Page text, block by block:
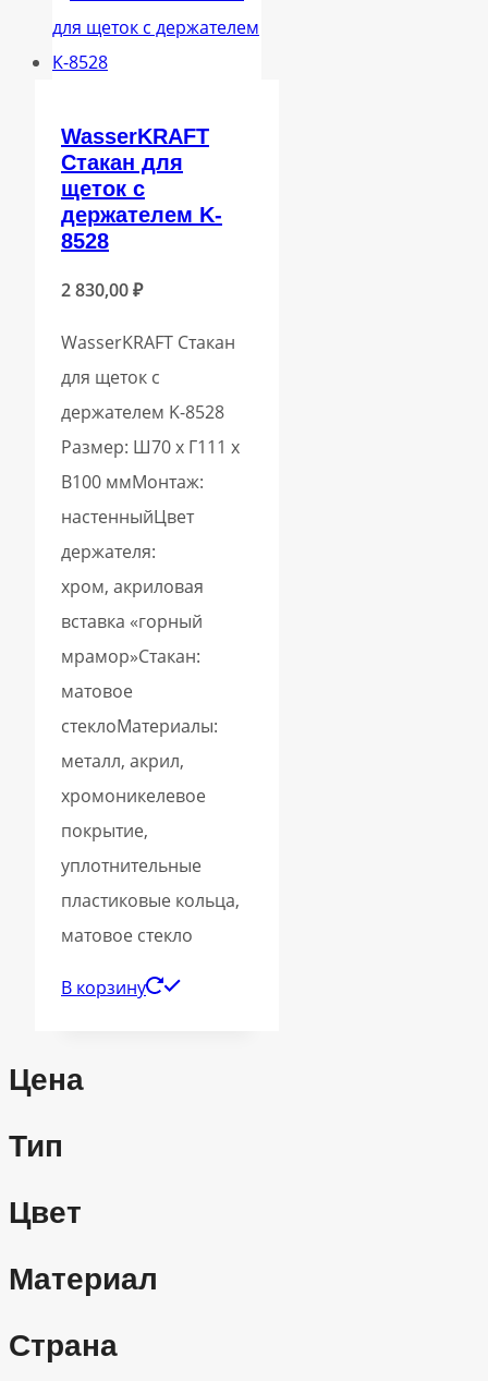
WasserKRAFT
Стакан для
щеток с
держателем K-
8528
2 830,00₽
WasserKRAFT Стакан
для щеток с
держателем K-8528
Размер: Ш70 х Г111 х
В100 ммМонтаж:
настенныйЦвет
держателя:
хром, акриловая
вставка «горный
мрамор»Стакан:
матовое
стеклоМатериалы:
металл, акрил,
хромоникелевое
покрытие,
уплотнительные
пластиковые кольца,
матовое стекло
В корзину
Цена
Тип
Цвет
Материал
Страна